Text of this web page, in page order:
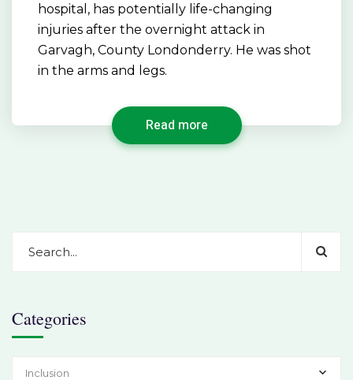
hospital, has potentially life-changing
injuries after the overnight attack in
Garvagh, County Londonderry. He was shot
in the arms and legs.
Read more
Categories
Inclusion